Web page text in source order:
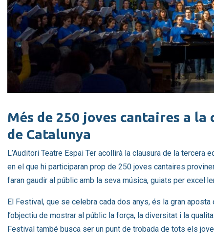
Més de 250 joves cantaires a
de Catalunya
L’Auditori Teatre Espai Ter acollirà la clausura de la tercera
en el que hi participaran prop de 250 joves cantaires
faran gaudir al públic amb la seva música, guiats per
El Festival, que se celebra cada dos anys, és la gran aposta
l’objectiu de mostrar al públic la força, la diversitat i la
Festival també busca ser un punt de trobada de tots els